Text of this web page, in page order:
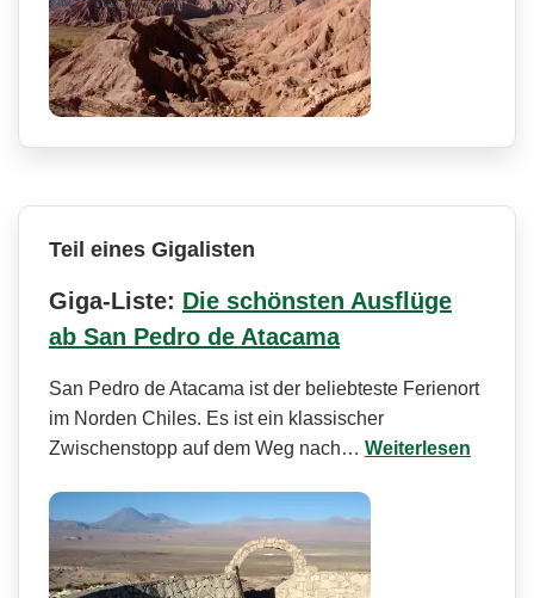
Teil eines Gigalisten
Giga-Liste: Die schönsten Ausflüge
ab San Pedro de Atacama
San Pedro de Atacama ist der beliebteste Ferienort
im Norden Chiles. Es ist ein klassischer
Zwischenstopp auf dem Weg nach… Weiterlesen